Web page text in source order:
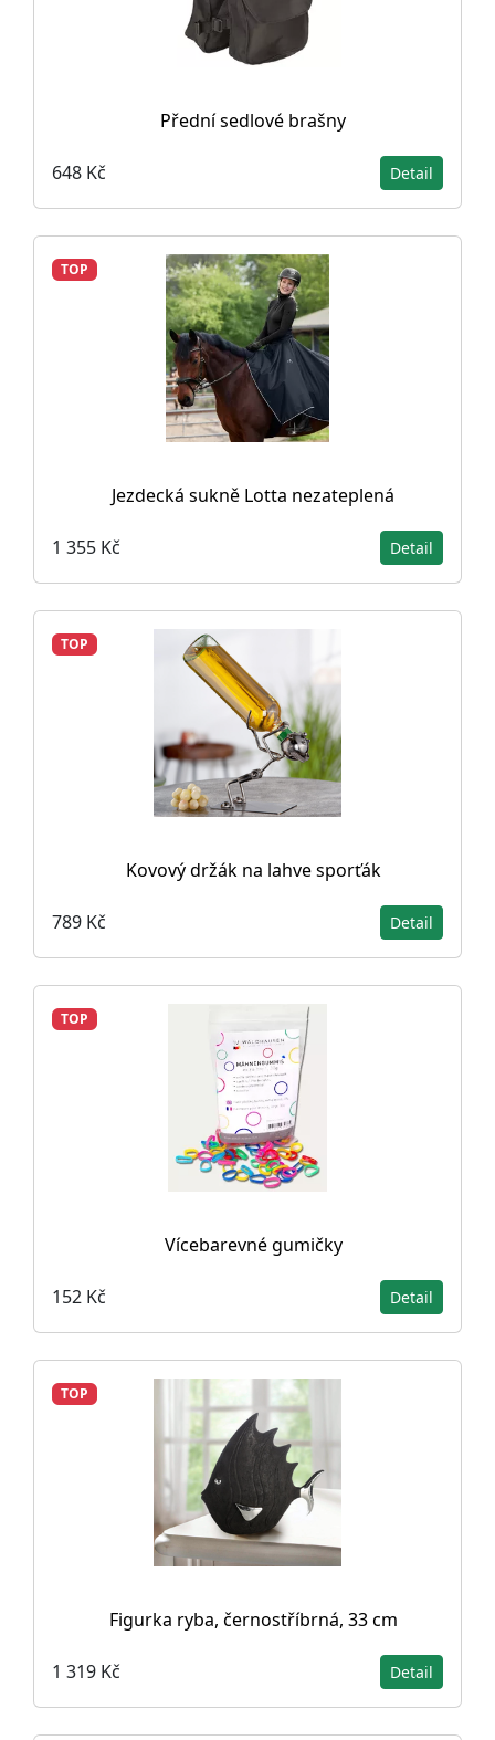
Přední sedlové brašny
648 Kč Detail
TOP
Jezdecká sukně Lotta nezateplená
1 355 Kč Detail
TOP
Kovový držák na lahve sporťák
789 Kč Detail
TOP
Vícebarevné gumičky
152 Kč Detail
TOP
Figurka ryba, černostříbrná, 33 cm
1 319 Kč Detail